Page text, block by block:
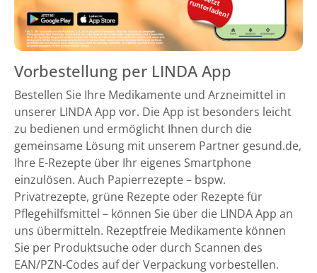
Vorbestellung per LINDA App
Bestellen Sie Ihre Medikamente und Arzneimittel in
unserer LINDA App vor. Die App ist besonders leicht
zu bedienen und ermöglicht Ihnen durch die
gemeinsame Lösung mit unserem Partner gesund.de,
Ihre E-Rezepte über Ihr eigenes Smartphone
einzulösen. Auch Papierrezepte – bspw.
Privatrezepte, grüne Rezepte oder Rezepte für
Pflegehilfsmittel – können Sie über die LINDA App an
uns übermitteln. Rezeptfreie Medikamente können
Sie per Produktsuche oder durch Scannen des
EAN/PZN-Codes auf der Verpackung vorbestellen.